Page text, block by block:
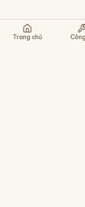
Nghe lại
Trang chủ